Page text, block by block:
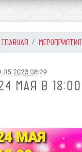
ГЛАВНАЯ МЕРОПРИЯТИЯ
08:29
МАЯ В